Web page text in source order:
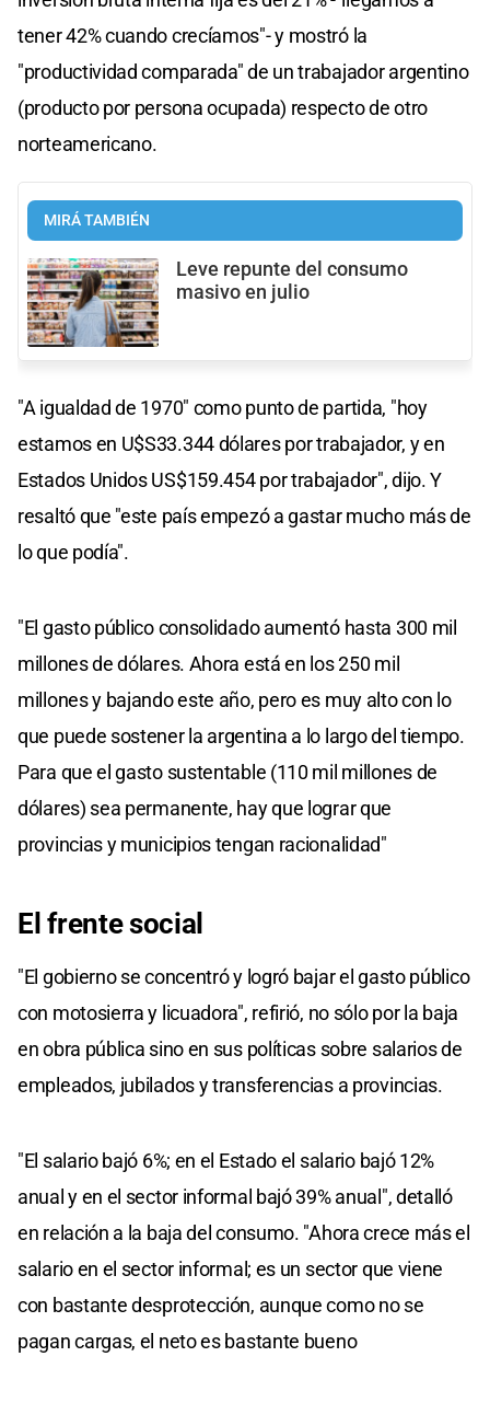
tener 42% cuando crecíamos"- y mostró la
"productividad comparada" de un trabajador argentino
(producto por persona ocupada) respecto de otro
norteamericano.
MIRÁ TAMBIÉN
Leve repunte del consumo
masivo en julio
"A igualdad de 1970" como punto de partida, "hoy
estamos en U$S33.344 dólares por trabajador, y en
Estados Unidos US$159.454 por trabajador", dijo. Y
resaltó que "este país empezó a gastar mucho más de
lo que podía".
"El gasto público consolidado aumentó hasta 300 mil
millones de dólares. Ahora está en los 250 mil
millones y bajando este año, pero es muy alto con lo
que puede sostener la argentina a lo largo del tiempo.
Para que el gasto sustentable (110 mil millones de
dólares) sea permanente, hay que lograr que
provincias y municipios tengan racionalidad"
El frente social
"El gobierno se concentró y logró bajar el gasto público
con motosierra y licuadora", refirió, no sólo por la baja
en obra pública sino en sus políticas sobre salarios de
empleados, jubilados y transferencias a provincias.
"El salario bajó 6%; en el Estado el salario bajó 12%
anual y en el sector informal bajó 39% anual", detalló
en relación a la baja del consumo. "Ahora crece más el
salario en el sector informal; es un sector que viene
con bastante desprotección, aunque como no se
pagan cargas, el neto es bastante bueno